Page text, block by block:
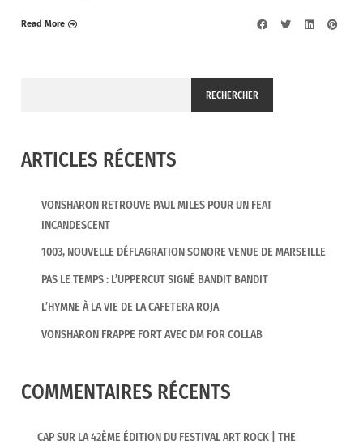
Read More
RECHERCHER
ARTICLES RÉCENTS
VONSHARON RETROUVE PAUL MILES POUR UN FEAT
INCANDESCENT
1003, NOUVELLE DÉFLAGRATION SONORE VENUE DE MARSEILLE
PAS LE TEMPS : L’UPPERCUT SIGNÉ BANDIT BANDIT
L’HYMNE À LA VIE DE LA CAFETERA ROJA
VONSHARON FRAPPE FORT AVEC DM FOR COLLAB
COMMENTAIRES RÉCENTS
CAP SUR LA 42ÈME ÉDITION DU FESTIVAL ART ROCK | THE